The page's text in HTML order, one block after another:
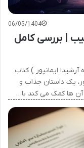
06/05/1404
| بررسی کامل
ایمانپور ) کتاب
یک داستان جذاب و